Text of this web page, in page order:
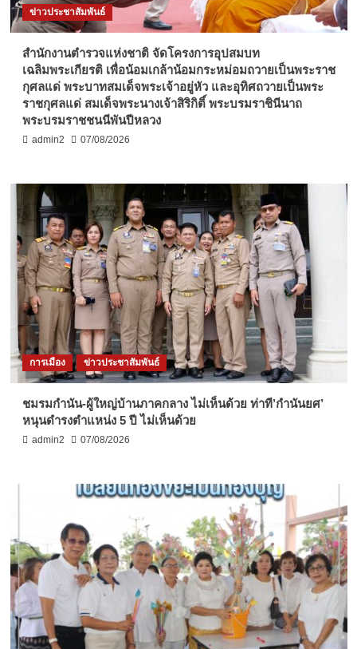
ข่าวประชาสัมพันธ์
สำนักงานตำรวจแห่งชาติ จัดโครงการอุปสมบท
เฉลิมพระเกียรติ เพื่อน้อมเกล้าน้อมกระหม่อมถวายเป็นพระราช
กุศลแด่ พระบาทสมเด็จพระเจ้าอยู่หัว และอุทิศถวายเป็นพระ
ราชกุศลแด่ สมเด็จพระนางเจ้าสิริกิติ์ พระบรมราชินีนาถ
พระบรมราชชนนีพันปีหลวง
admin2 07/08/2026
การเมือง ข่าวประชาสัมพันธ์
ชมรมกำนัน-ผู้ใหญ่บ้านภาคกลาง ไม่เห็นด้วย ท่าที’กำนันยศ’
หนุนดำรงตำแหน่ง 5 ปี ไม่เห็นด้วย
admin2 07/08/2026